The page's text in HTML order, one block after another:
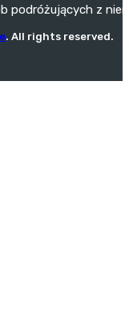
z
. All rights reserved.